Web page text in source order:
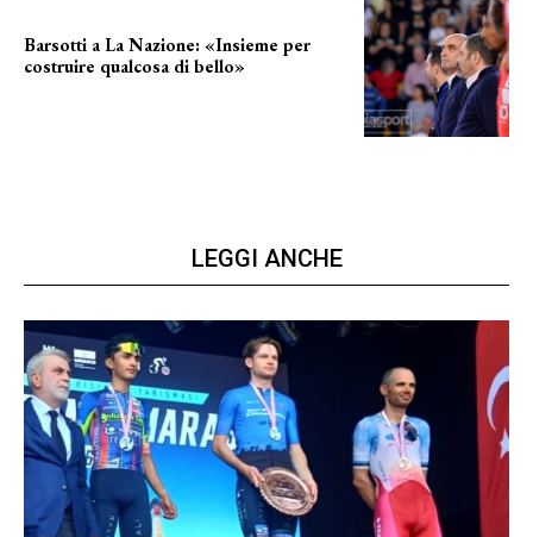
Barsotti a La Nazione: «Insieme per
costruire qualcosa di bello»
LEGGI ANCHE